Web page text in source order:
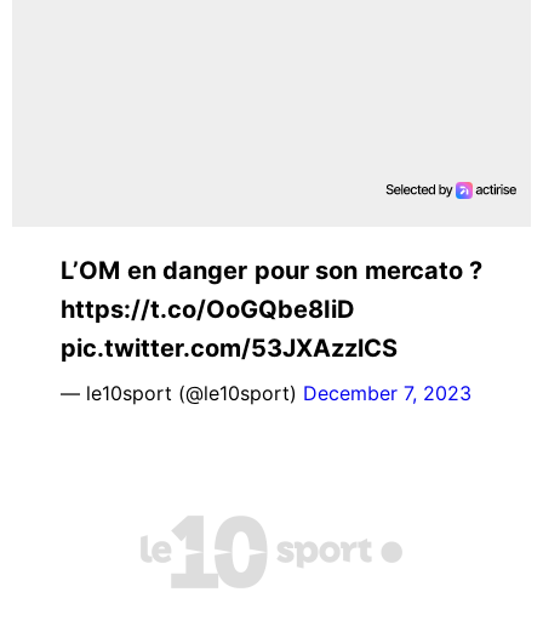
L’OM en danger pour son mercato ?
https://t.co/OoGQbe8IiD
pic.twitter.com/53JXAzzlCS
— le10sport (@le10sport) December 7, 2023